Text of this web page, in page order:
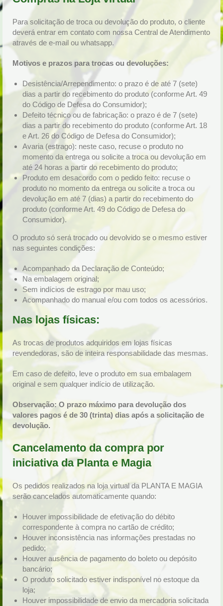
Para solicitação de troca ou devolução do produto, o cliente
deverá entrar em contato com nossa Central de Atendimento
através de e-mail ou whatsapp.
Motivos e prazos para trocas ou devoluções:
Desistência/Arrependimento: o prazo é de até 7 (sete)
dias a partir do recebimento do produto (conforme Art. 49
do Código de Defesa do Consumidor);
Defeito técnico ou de fabricação: o prazo é de 7 (sete)
dias a partir do recebimento do produto (conforme Art. 18
e Art. 26 do Código de Defesa do Consumidor);
Avaria (estrago): neste caso, recuse o produto no
momento da entrega ou solicite a troca ou devolução em
até 24 horas a partir do recebimento do produto;
Produto em desacordo com o pedido feito: recuse o
produto no momento da entrega ou solicite a troca ou
devolução em até 7 (dias) a partir do recebimento do
produto (conforme Art. 49 do Código de Defesa do
Consumidor).
O produto só será trocado ou devolvido se o mesmo estiver
nas seguintes condições:
Acompanhado da Declaração de Conteúdo;
Na embalagem original;
Sem indícios de estrago por mau uso;
Acompanhado do manual e/ou com todos os acessórios.
Nas lojas físicas:
As trocas de produtos adquiridos em lojas físicas
revendedoras, são de inteira responsabilidade das mesmas.
Em caso de defeito, leve o produto em sua embalagem
original e sem qualquer indício de utilização.
Observação: O prazo máximo para devolução dos
valores pagos é de 30 (trinta) dias após a solicitação de
devolução.
Cancelamento da compra por
iniciativa da Planta e Magia
Os pedidos realizados na loja virtual da PLANTA E MAGIA
serão cancelados automaticamente quando:
Houver impossibilidade de efetivação do débito
correspondente à compra no cartão de crédito;
Houver inconsistência nas informações prestadas no
pedido;
Houver ausência de pagamento do boleto ou depósito
bancário;
O produto solicitado estiver indisponível no estoque da
loja;
Houver impossibilidade de envio da mercadoria solicitada